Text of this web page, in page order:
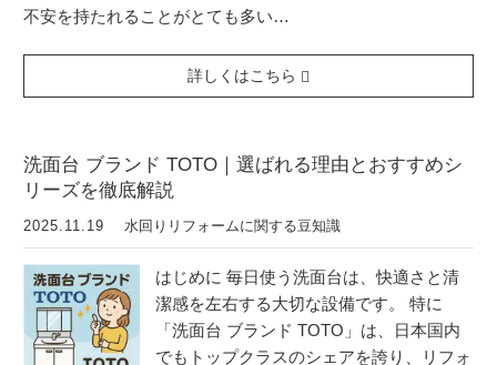
不安を持たれることがとても多い…
詳しくはこちら
洗面台 ブランド TOTO｜選ばれる理由とおすすめシ
リーズを徹底解説
2025.11.19 水回りリフォームに関する豆知識
はじめに 毎日使う洗面台は、快適さと清
潔感を左右する大切な設備です。 特に
「洗面台 ブランド TOTO」は、日本国内
でもトップクラスのシェアを誇り、リフォ